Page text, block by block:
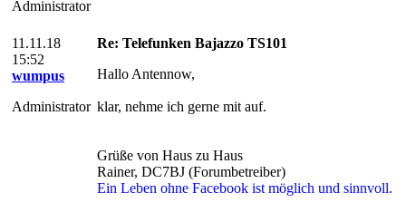
Administrator
11.11.18
15:52
wumpus
Administrator
Re: Telefunken Bajazzo TS101
Hallo Antennow,
klar, nehme ich gerne mit auf.
Grüße von Haus zu Haus
Rainer, DC7BJ (Forumbetreiber)
Ein Leben ohne Facebook ist möglich und sinnvoll.